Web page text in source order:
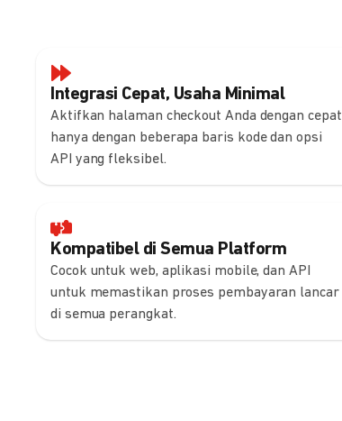
Integrasi Cepat, Usaha Minimal
Aktifkan halaman checkout Anda dengan cepat
hanya dengan beberapa baris kode dan opsi
API yang fleksibel.
Kompatibel di Semua Platform
Cocok untuk web, aplikasi mobile, dan API
untuk memastikan proses pembayaran lancar
di semua perangkat.